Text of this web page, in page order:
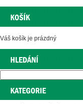
Váš košík je prázdný